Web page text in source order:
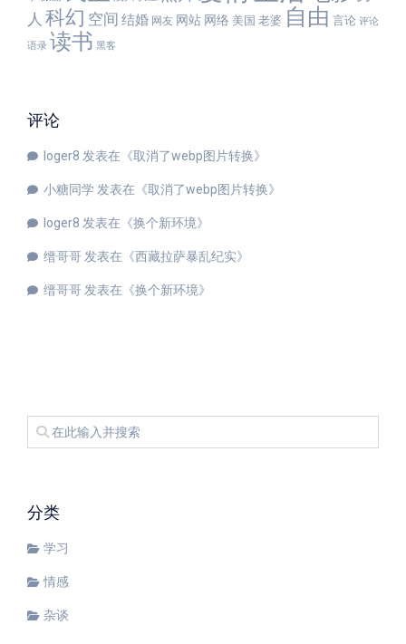
人 科幻 空间 结婚 网友 网站 网络 美国 老婆 自由 言论 评论
语录 读书 黑客
评论
loger8 发表在《取消了webp图片转换》
小糖同学 发表在《取消了webp图片转换》
loger8 发表在《换个新环境》
缙哥哥 发表在《西藏拉萨暴乱纪实》
缙哥哥 发表在《换个新环境》
分类
学习
情感
杂谈